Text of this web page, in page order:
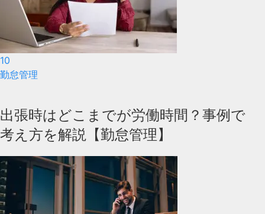
10
勤怠管理
出張時はどこまでが労働時間？事例で
考え方を解説【勤怠管理】